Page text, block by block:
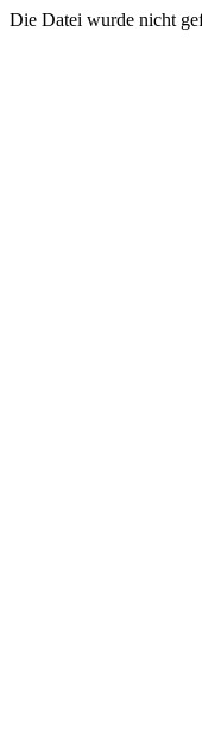
Die Datei wurde nicht